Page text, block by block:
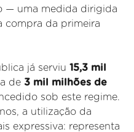
— uma medida dirigida
compra da primeira
já serviu 15,3 mil
de 3 mil milhões de
sob este regime.
a utilização da
expressiva: representa